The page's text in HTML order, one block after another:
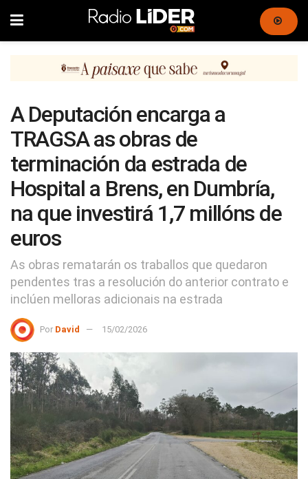
A Deputación encarga a
TRAGSA as obras de
terminación da estrada de
Hospital a Brens, en Dumbría,
na que investirá 1,7 millóns de
euros
As obras rematarán os traballos que quedaron
pendentes tras a resolución do anterior contrato e
inclúen melloras adicionais na estrada
Por David 15/02/2026